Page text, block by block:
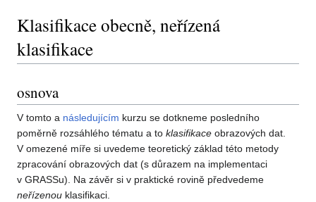
Klasifikace obecně, neřízená
klasifikace
osnova
V tomto a následujícím kurzu se dotkneme posledního
poměrně rozsáhlého tématu a to klasifikace obrazových dat.
V omezené míře si uvedeme teoretický základ této metody
zpracování obrazových dat (s důrazem na implementaci
v GRASSu). Na závěr si v praktické rovině předvedeme
neřízenou klasifikaci.